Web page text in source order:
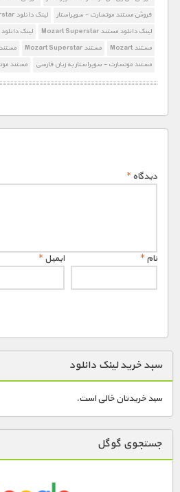
فروش مستند موتسارت - سوپراستار
لینک دانلود Mozart Superstar
لینک دانلود مستند Mozart Superstar
لینک
مستند Mozart
مستند Mozart Superstar
مستند موتسارت - سوپراستار به زبان فارسی
مستند
دیدگاه*
نام* ایمیل*
سبد خرید لینک دانلود
سبد خریدتان خالی است.
جستجوی گوگل